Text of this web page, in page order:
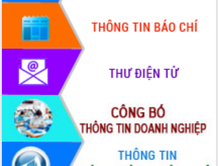
Xã Ea Phê gắn cải cách hành chính với
chuyển đổi số
Phó Chủ tịch Thường trực UBND tỉnh
Hồ Thị Nguyên Thảo làm việc tại Trung
tâm Phục vụ hành chính công xã Ea
Xây dựng nền hành chính số đồng
hành cùng nông dân dân, doanh nghiệp
Giai đoạn 2026-2030, Đắk Lắk phấn
đấu có 77% xã đạt chuẩn nông thôn
mới
Chuyển đổi số 'mở đường' cho nông
nghiệp Đắk Lắk tăng trưởng bứt phá
Triển khai đồng bộ đo đạc, lập hồ sơ
địa chính, hoàn thiện cơ sở dữ liệu đất
đai